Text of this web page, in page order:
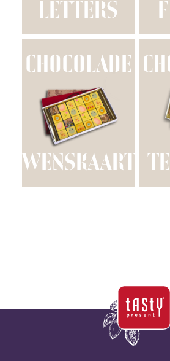
LETTERS
CHOCOLADE
WENSKAART